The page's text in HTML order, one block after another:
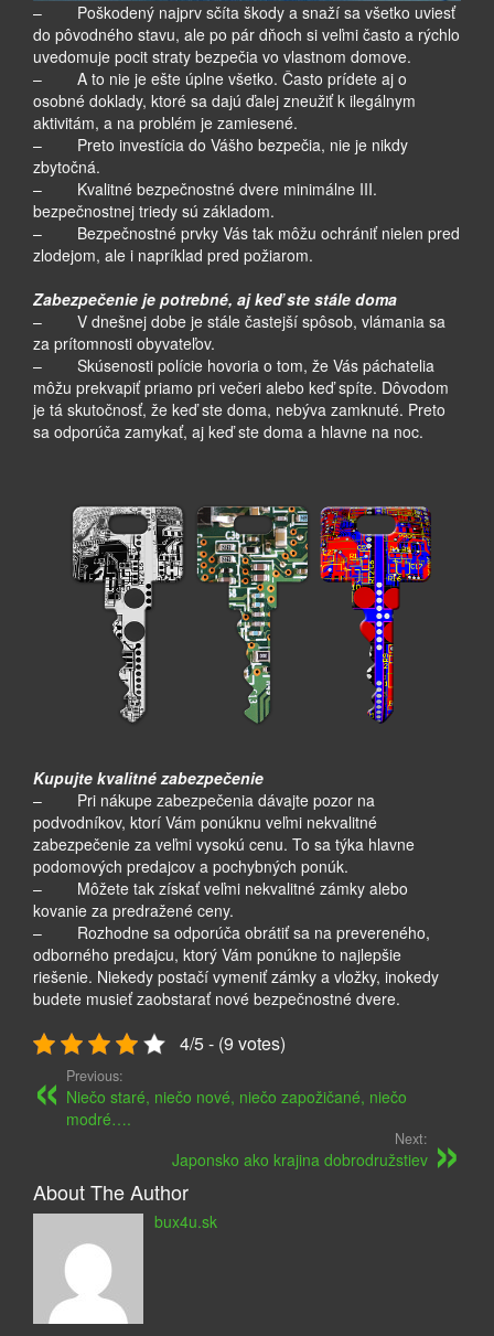
– Poškodený najprv sčíta škody a snaží sa všetko uviesť
do pôvodného stavu, ale po pár dňoch si veľmi často a rýchlo
uvedomuje pocit straty bezpečia vo vlastnom domove.
– A to nie je ešte úplne všetko. Často prídete aj o
osobné doklady, ktoré sa dajú ďalej zneužiť k ilegálnym
aktivitám, a na problém je zamiesené.
– Preto investícia do Vášho bezpečia, nie je nikdy
zbytočná.
– Kvalitné bezpečnostné dvere minimálne III.
bezpečnostnej triedy sú základom.
– Bezpečnostné prvky Vás tak môžu ochrániť nielen pred
zlodejom, ale i napríklad pred požiarom.
Zabezpečenie je potrebné, aj keď ste stále doma
– V dnešnej dobe je stále častejší spôsob, vlámania sa
za prítomnosti obyvateľov.
– Skúsenosti polície hovoria o tom, že Vás páchatelia
môžu prekvapiť priamo pri večeri alebo keď spíte. Dôvodom
je tá skutočnosť, že keď ste doma, nebýva zamknuté. Preto
sa odporúča zamykať, aj keď ste doma a hlavne na noc.
Kupujte kvalitné zabezpečenie
– Pri nákupe zabezpečenia dávajte pozor na
podvodníkov, ktorí Vám ponúknu veľmi nekvalitné
zabezpečenie za veľmi vysokú cenu. To sa týka hlavne
podomových predajcov a pochybných ponúk.
– Môžete tak získať veľmi nekvalitné zámky alebo
kovanie za predražené ceny.
– Rozhodne sa odporúča obrátiť sa na prevereného, ​​
odborného predajcu, ktorý Vám ponúkne to najlepšie
riešenie. Niekedy postačí vymeniť zámky a vložky, inokedy
budete musieť zaobstarať nové bezpečnostné dvere.
4/5 - (9 votes)
Previous:
Niečo staré, niečo nové, niečo zapožičané, niečo
modré….
Next:
Japonsko ako krajina dobrodružstiev
About The Author
bux4u.sk